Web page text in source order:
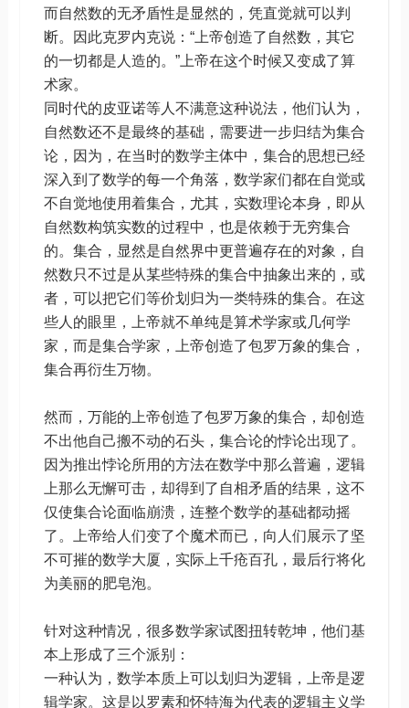
而自然数的无矛盾性是显然的，凭直觉就可以判
断。因此克罗内克说：“上帝创造了自然数，其它
的一切都是人造的。”上帝在这个时候又变成了算
术家。
同时代的皮亚诺等人不满意这种说法，他们认为，
自然数还不是最终的基础，需要进一步归结为集合
论，因为，在当时的数学主体中，集合的思想已经
深入到了数学的每一个角落，数学家们都在自觉或
不自觉地使用着集合，尤其，实数理论本身，即从
自然数构筑实数的过程中，也是依赖于无穷集合
的。集合，显然是自然界中更普遍存在的对象，自
然数只不过是从某些特殊的集合中抽象出来的，或
者，可以把它们等价划归为一类特殊的集合。在这
些人的眼里，上帝就不单纯是算术学家或几何学
家，而是集合学家，上帝创造了包罗万象的集合，
集合再衍生万物。
然而，万能的上帝创造了包罗万象的集合，却创造
不出他自己搬不动的石头，集合论的悖论出现了。
因为推出悖论所用的方法在数学中那么普遍，逻辑
上那么无懈可击，却得到了自相矛盾的结果，这不
仅使集合论面临崩溃，连整个数学的基础都动摇
了。上帝给人们变了个魔术而已，向人们展示了坚
不可摧的数学大厦，实际上千疮百孔，最后行将化
为美丽的肥皂泡。
针对这种情况，很多数学家试图扭转乾坤，他们基
本上形成了三个派别：
一种认为，数学本质上可以划归为逻辑，上帝是逻
辑学家。这是以罗素和怀特海为代表的逻辑主义学